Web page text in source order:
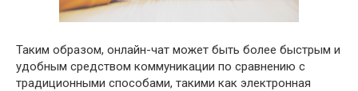
Таким образом, онлайн-чат может быть более быстрым и
удобным средством коммуникации по сравнению с
традиционными способами, такими как электронная